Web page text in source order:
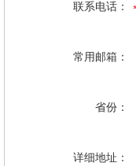
联系电话：
常用邮箱：
省份：
详细地址：